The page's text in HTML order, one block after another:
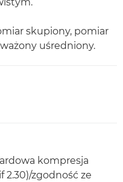
skupiony, pomiar
uśredniony.
kompresja
2.30)/zgodność ze